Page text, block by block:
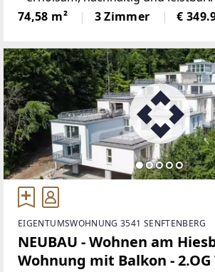
Ortsende der idyllischen
Senftenberg - umrandet von grünen
74,58 m² 3 Zimmer €
EIGENTUMSWOHNUNG 3541 SENFTENBERG
NEUBAU - Wohnen am
Wohnung mit Balkon - 2.OG